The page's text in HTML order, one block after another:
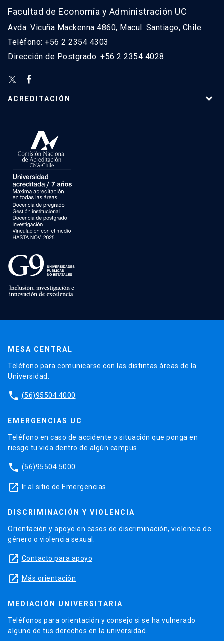
Facultad de Economía y Administración UC
Avda. Vicuña Mackenna 4860, Macul. Santiago, Chile
Teléfono: +56 2 2354 4303
Dirección de Postgrado: +56 2 2354 4028
ACREDITACIÓN
MESA CENTRAL
Teléfono para comunicarse con las distintas áreas de la
Universidad.
phone (56)95504 4000
EMERGENCIAS UC
Teléfono en caso de accidente o situación que ponga en
riesgo tu vida dentro de algún campus.
phone (56)95504 5000
launch Ir al sitio de Emergencias
DISCRIMINACIÓN Y VIOLENCIA
Orientación y apoyo en casos de discriminación, violencia de
género o violencia sexual.
launch Contacto para apoyo
launch Más orientación
MEDIACIÓN UNIVERSITARIA
Teléfonos para orientación y consejo si se ha vulnerado
alguno de tus derechos en la universidad.